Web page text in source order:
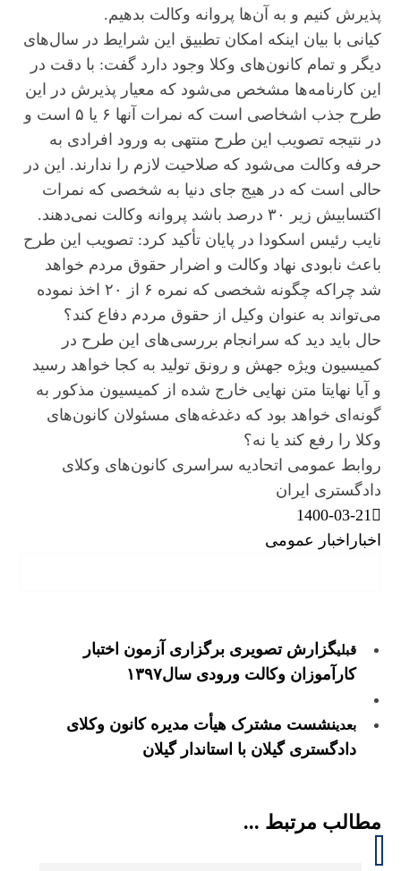
پذیرش کنیم و به آن‌ها پروانه وکالت بدهیم.
کیانی با بیان اینکه امکان تطبیق این شرایط در سال‌های
دیگر و تمام کانون‌های وکلا وجود دارد گفت: با دقت در
این کارنامه‌ها مشخص می‌شود که معیار پذیرش در این
طرح جذب اشخاصی است که نمرات آنها ۶ یا ۵ است و
در نتیجه تصویب این طرح منتهی به ورود افرادی به
حرفه وکالت می‌شود که صلاحیت لازم را ندارند. این در
حالی است که در هیج جای دنیا به شخصی که نمرات
اکتسابیش زیر ۳۰ درصد باشد پروانه وکالت نمی‌دهند.
نایب رئیس اسکودا در پایان تأکید کرد: تصویب این طرح
باعث نابودی نهاد وکالت و اضرار حقوق مردم خواهد
شد چراکه چگونه شخصی که نمره ۶ از ۲۰ اخذ نموده
می‌تواند به عنوان وکیل از حقوق مردم دفاع کند؟
حال باید دید که سرانجام بررسی‌های این طرح در
کمیسیون ویژه جهش و رونق تولید به کجا خواهد رسید
و آیا نهایتا متن نهایی خارج شده از کمیسیون مذکور به
گونه‌ای خواهد بود که دغدغه‌های مسئولان کانون‌های
وکلا را رفع کند یا نه؟
روابط عمومی اتحادیه سراسری کانون‌های وکلای
دادگستری ایران
1400-03-21
اخبار اخبار عمومی
قبلیگزارش تصویری برگزاری آزمون اختبار
کارآموزان وکالت ورودی سال۱۳۹۷
بعدینشست مشترک هیأت مدیره کانون وکلای
دادگستری گیلان با استاندار گیلان
مطالب مرتبط ...